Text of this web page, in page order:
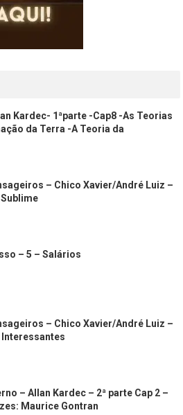
Kardec- 1ªparte -Cap8 -As Teorias
da Terra -A Teoria da
– Chico Xavier/André Luiz –
– 5 – Salários
– Chico Xavier/André Luiz –
– Allan Kardec – 2ª parte Cap 2 –
Maurice Gontran